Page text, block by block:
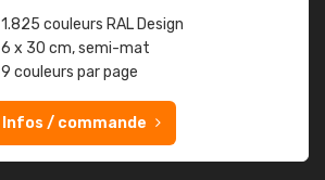
1.825 couleurs RAL Design
6 x 30 cm, semi-mat
9 couleurs par page
Infos / commande